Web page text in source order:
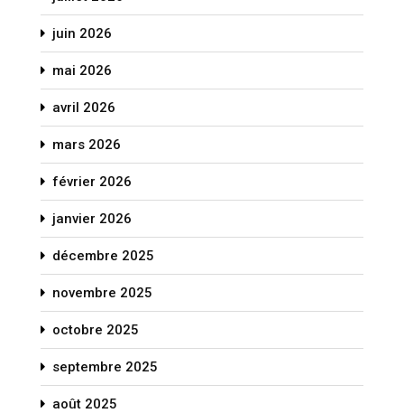
juin 2026
mai 2026
avril 2026
mars 2026
février 2026
janvier 2026
décembre 2025
novembre 2025
octobre 2025
septembre 2025
août 2025